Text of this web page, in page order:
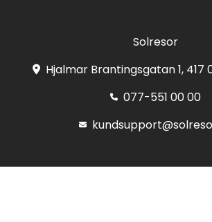
Solresor
Hjalmar Brantingsgatan 1,
077-551 00 00